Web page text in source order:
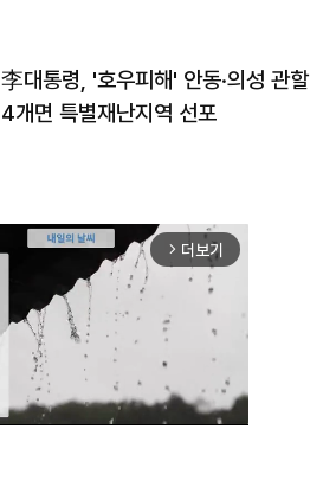
李대통령, '호우피해' 안동·의성 관할
4개면 특별재난지역 선포
arrow_forward_ios 더보기